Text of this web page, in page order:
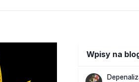
Wpisy na